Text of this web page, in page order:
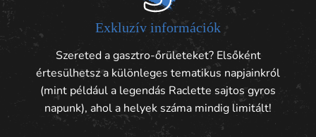
Exkluzív információk
Szereted a gasztro-őrületeket? Elsőként
értesülhetsz a különleges tematikus napjainkról
(mint például a legendás Raclette sajtos gyros
napunk), ahol a helyek száma mindig limitált!